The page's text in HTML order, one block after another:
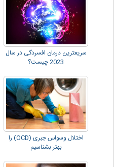
سریعترین درمان افسردگی در سال
2023 چیست؟
اختلال وسواس جبری (OCD) را
بهتر بشناسیم